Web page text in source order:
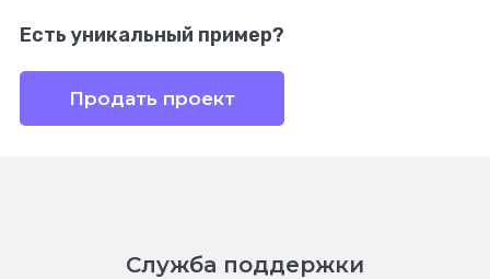
Есть уникальный пример?
Продать проект
Служба поддержки